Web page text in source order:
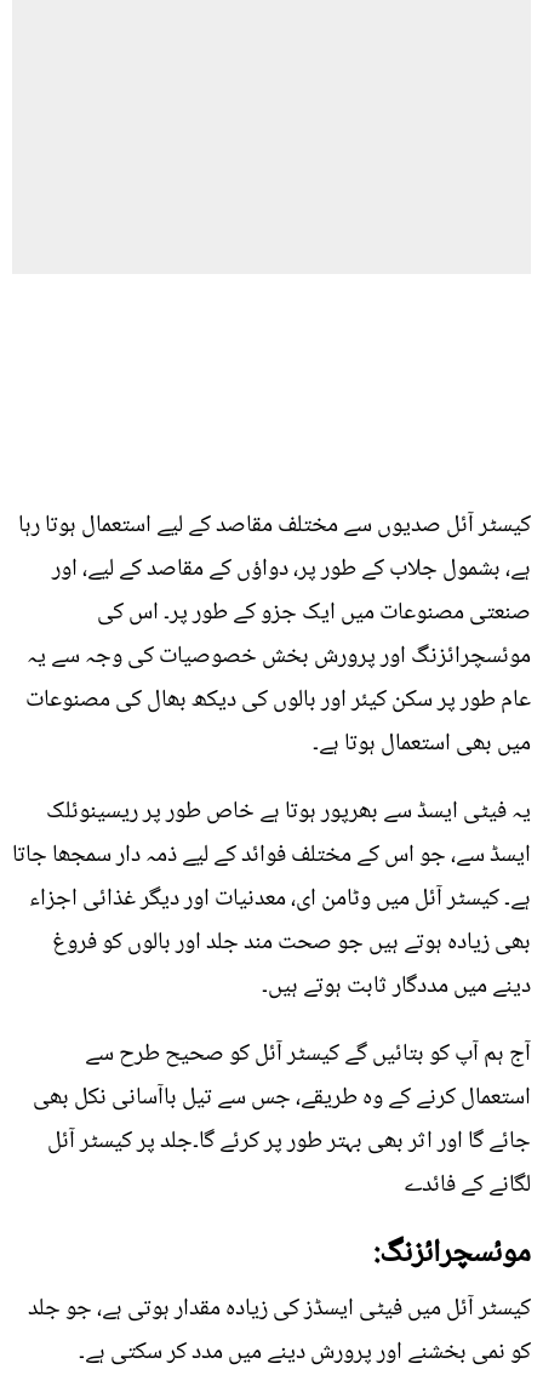
کیسٹر آئل صدیوں سے مختلف مقاصد کے لیے استعمال ہوتا رہا
ہے، بشمول جلاب کے طور پر، دواؤں کے مقاصد کے لیے، اور
صنعتی مصنوعات میں ایک جزو کے طور پر۔ اس کی
موئسچرائزنگ اور پرورش بخش خصوصیات کی وجہ سے یہ
عام طور پر سکن کیئر اور بالوں کی دیکھ بھال کی مصنوعات
میں بھی استعمال ہوتا ہے۔
یہ فیٹی ایسڈ سے بھرپور ہوتا ہے خاص طور پر ریسینوئلک
ایسڈ سے، جو اس کے مختلف فوائد کے لیے ذمہ دار سمجھا جاتا
ہے۔ کیسٹر آئل میں وٹامن ای، معدنیات اور دیگر غذائی اجزاء
بھی زیادہ ہوتے ہیں جو صحت مند جلد اور بالوں کو فروغ
دینے میں مددگار ثابت ہوتے ہیں۔
آج ہم آپ کو بتائیں گے کیسٹر آئل کو صحیح طرح سے
استعمال کرنے کے وہ طریقے، جس سے تیل باآسانی نکل بھی
جائے گا اور اثر بھی بہتر طور پر کرئے گا۔جلد پر کیسٹر آئل
لگانے کے فائدے
موئسچرائزنگ:
کیسٹر آئل میں فیٹی ایسڈز کی زیادہ مقدار ہوتی ہے، جو جلد
کو نمی بخشنے اور پرورش دینے میں مدد کر سکتی ہے۔